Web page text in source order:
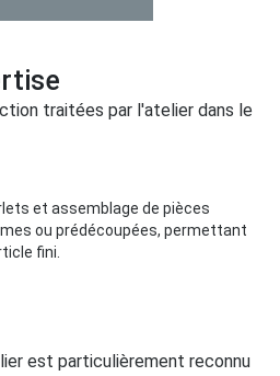
traitées par l'atelier dans le
et assemblage de pièces
ou prédécoupées, permettant
fini.
est particulièrement reconnu